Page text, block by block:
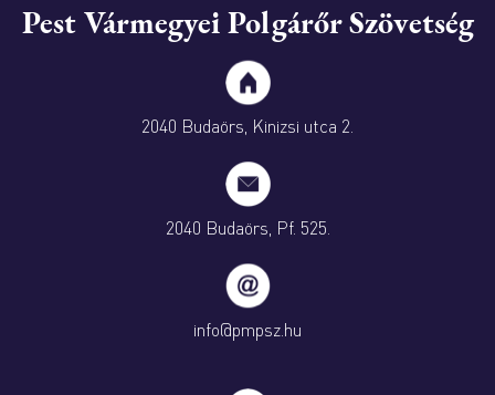
Pest Vármegyei Polgárőr Szövetség
2040 Budaörs, Kinizsi utca 2.
2040 Budaörs, Pf. 525.
info@pmpsz.hu